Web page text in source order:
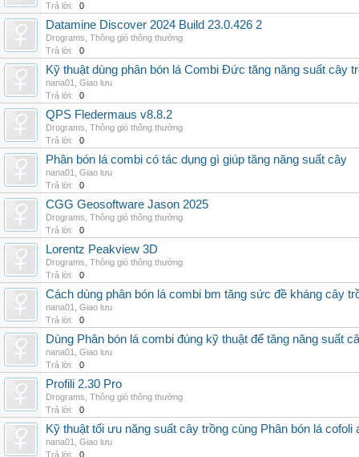
Trả lời:
0
Datamine Discover 2024 Build 23.0.426 2
Drograms Thông gió thông thường
Trả lời:
0
Kỹ thuật dùng phân bón lá Combi Đức tăng năng suất cây
nana01
Giao lưu
Trả lời:
0
QPS Fledermaus v8.8.2
Drograms Thông gió thông thường
Trả lời:
0
Phân bón lá combi có tác dụng gì giúp tăng năng suất cây
nana01
Giao lưu
Trả lời:
0
CGG Geosoftware Jason 2025
Drograms Thông gió thông thường
Trả lời:
0
Lorentz Peakview 3D
Drograms Thông gió thông thường
Trả lời:
0
Cách dùng phân bón lá combi bm tăng sức đề kháng cây
nana01
Giao lưu
Trả lời:
0
Dùng Phân bón lá combi đúng kỹ thuật để tăng năng suất
nana01
Giao lưu
Trả lời:
0
Profili 2.30 Pro
Drograms Thông gió thông thường
Trả lời:
0
Kỹ thuật tối ưu năng suất cây trồng cùng Phân bón lá cofoli
nana01
Giao lưu
Trả lời:
0